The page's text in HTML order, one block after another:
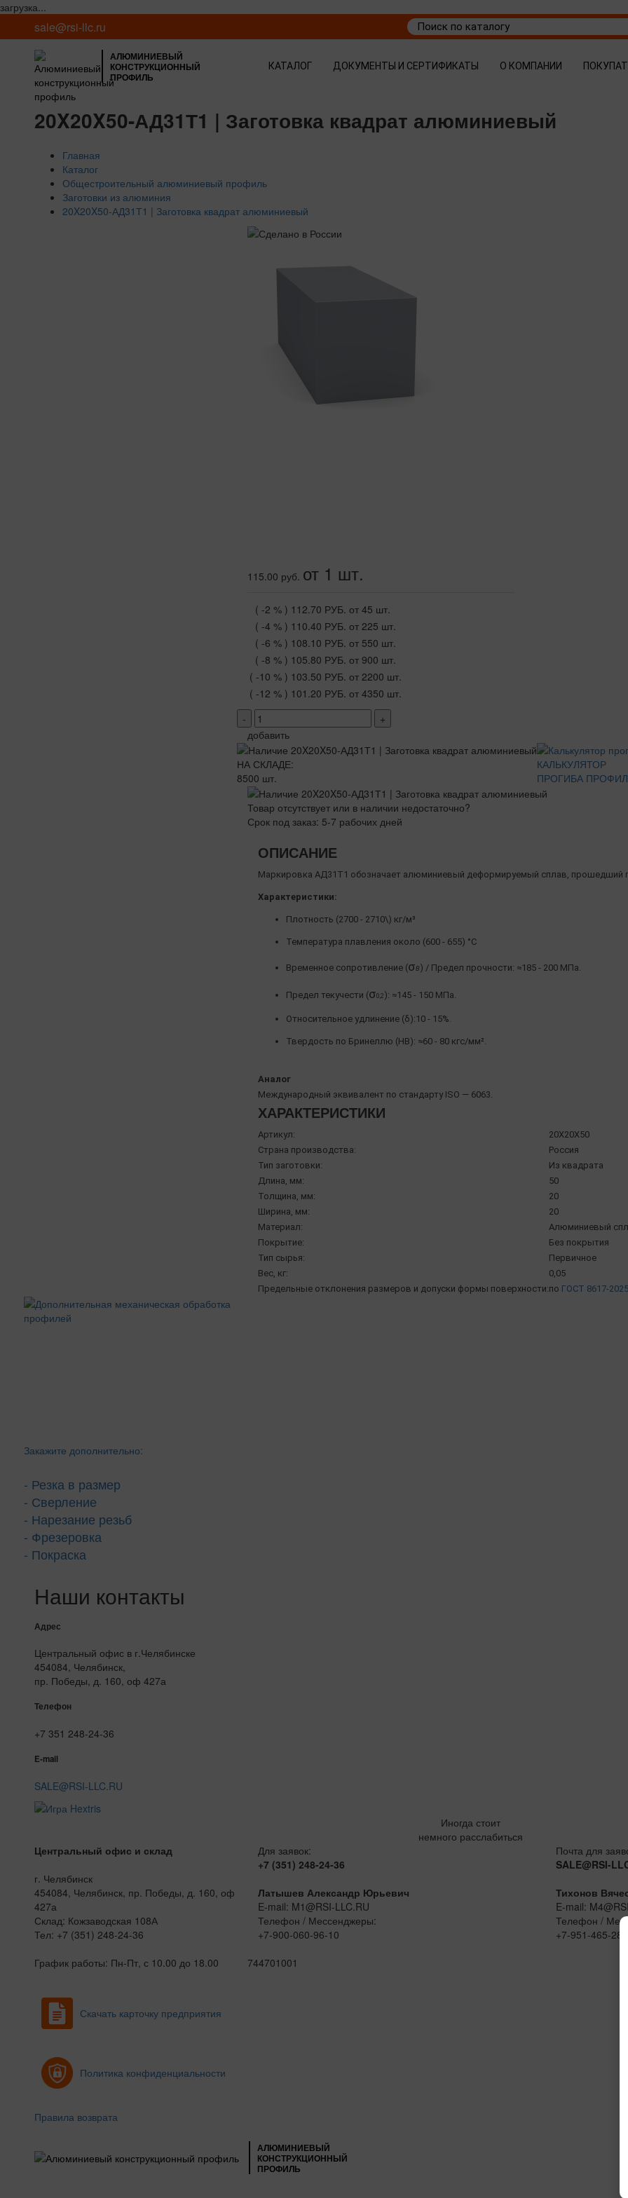
загрузка...
sale@rsi-llc.ru
АЛЮМИНИЕВЫЙ
КОНСТРУКЦИОННЫЙ
ПРОФИЛЬ
КАТАЛОГ ДОКУМЕНТЫ И СЕРТИФИКАТЫ О КОМПАНИИ
20X20X50-АД31Т1 | Заготовка квадрат алюминиевый
Главная
Каталог
Общестроительный алюминиевый профиль
Заготовки из алюминия
20X20X50-АД31Т1 | Заготовка квадрат алюминиевый
115.00 руб. от 1 шт.
( -2 % ) 112.70 РУБ. от 45 шт.
( -4 % ) 110.40 РУБ. от 225 шт.
( -6 % ) 108.10 РУБ. от 550 шт.
( -8 % ) 105.80 РУБ. от 900 шт.
( -10 % ) 103.50 РУБ. от 2200 шт.
( -12 % ) 101.20 РУБ. от 4350 шт.
-
+
добавить
НА СКЛАДЕ:
8500 шт.
КАЛЬКУЛЯТОР
ПРОГИБА
Товар отсутствует или в наличии недостаточно?
Срок под заказ: 5-7 рабочих дней
ОПИСАНИЕ
Маркировка АД31Т1 обозначает алюминиевый деформируемый сплав, прошедший
Характеристики:
Плотность (2700 - 2710\) кг/м³
Температура плавления около (600 - 655) °C
Временное сопротивление (σΒ) / Предел прочности: ≈185 - 200 МПа.
Предел текучести (σ0,2): ≈145 - 150 МПа.
Относительное удлинение (δ):10 - 15%.
Твердость по Бринеллю (HB): ≈60 - 80 кгс/мм².
Аналог
Международный эквивалент по стандарту ISO — 6063.
ХАРАКТЕРИСТИКИ
Артикул:
20X20X50
Страна производства:
Россия
Тип заготовки:
Из квадрата
Длина, мм:
50
Толщина, мм:
20
Ширина, мм:
20
Материал:
Алюминиевый
Покрытие:
Без покрытия
Тип сырья:
Первичное
Вес, кг:
0,05
Предельные отклонения размеров и допуски формы поверхности:по ГОСТ 8617-2025
Закажите дополнительно:
- Резка в размер
- Сверление
- Нарезание резьб
- Фрезеровка
- Покраска
Наши контакты
Адрес
Центральный офис в г.Челябинске
454084, Челябинск,
пр. Победы, д. 160, оф 427а
Телефон
+7 351 248-24-36
E-mail
SALE@RSI-LLC.RU
Иногда стоит
немного расслабиться
Центральный офис и склад
г. Челябинск
454084, Челябинск, пр. Победы, д. 160, оф
427а
Склад: Кожзаводская 108А
Тел: +7 (351) 248-24-36
График работы: Пн-Пт, с 10.00 до 18.00
Для заявок:
+7 (351) 248-24-36
Латышев Александр Юрьевич
E-mail: M1@RSI-LLC.RU
Телефон / Мессенджеры:
+7-900-060-96-10
Почта для
SALE@RSI-
Тихонов
E-mail:
Телефон /
+7-951-465-
744701001
Скачать карточку предприятия
Политика конфиденциальности
Правила возврата
АЛЮМИНИЕВЫЙ
КОНСТРУКЦИОННЫЙ
ПРОФИЛЬ